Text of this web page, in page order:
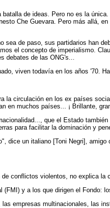
de ideas. Pero no es la
Che Guevara. Pero más allá,
de paso, sus partidarios han
el concepto de imperialismo.
debates de las ONG's...
viven todavía en los años '70.
la circulación en los ex países
en muchos países... ¡ Brillante,
que el Estado
para facilitar la dominación y
dice un italiano [Toni Negri],
conflictos violentos, no explica la
y a los que dirigen el Fondo:
empresas multinacionales, las